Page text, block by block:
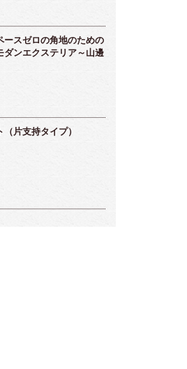
ースゼロの角地のための
ダンエクステリア～山邊
片支持タイプ）